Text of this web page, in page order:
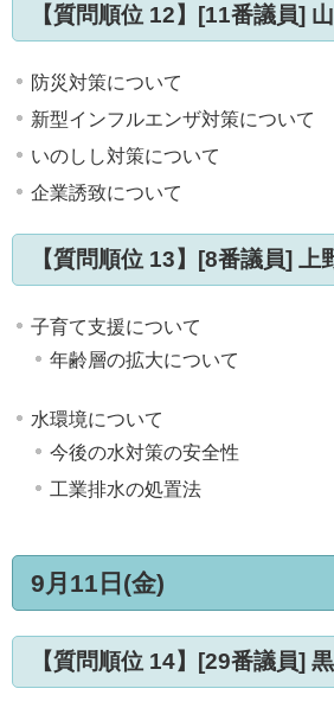
【質問順位 12】[11番議員]
防災対策について
新型インフルエンザ対策について
いのしし対策について
企業誘致について
【質問順位 13】[8番議員] 上
子育て支援について
年齢層の拡大について
水環境について
今後の水対策の安全性
工業排水の処置法
9月11日(金)
【質問順位 14】[29番議員]